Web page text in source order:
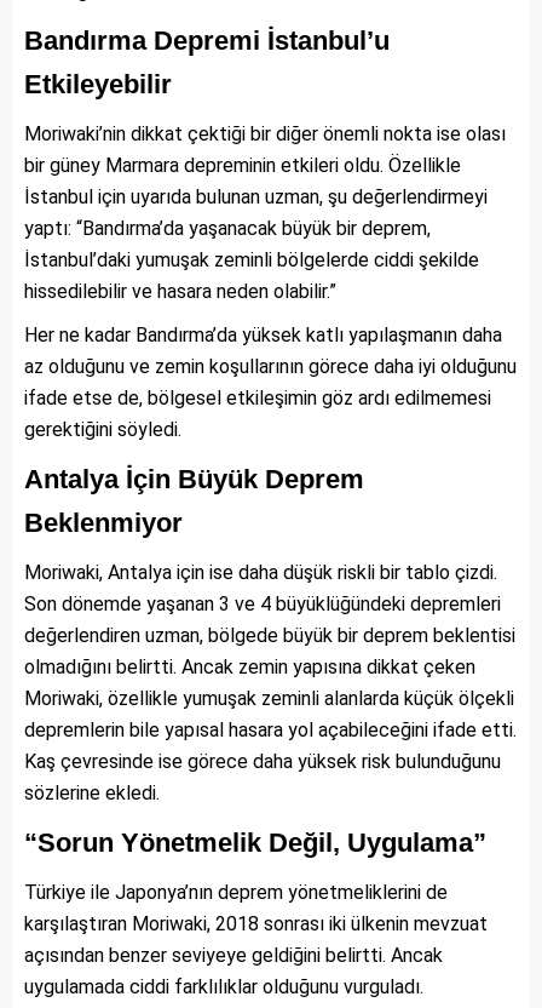
Bandırma Depremi İstanbul’u
Etkileyebilir
Moriwaki’nin dikkat çektiği bir diğer önemli nokta ise olası
bir güney Marmara depreminin etkileri oldu. Özellikle
İstanbul için uyarıda bulunan uzman, şu değerlendirmeyi
yaptı: “Bandırma’da yaşanacak büyük bir deprem,
İstanbul’daki yumuşak zeminli bölgelerde ciddi şekilde
hissedilebilir ve hasara neden olabilir.”
Her ne kadar Bandırma’da yüksek katlı yapılaşmanın daha
az olduğunu ve zemin koşullarının görece daha iyi olduğunu
ifade etse de, bölgesel etkileşimin göz ardı edilmemesi
gerektiğini söyledi.
Antalya İçin Büyük Deprem
Beklenmiyor
Moriwaki, Antalya için ise daha düşük riskli bir tablo çizdi.
Son dönemde yaşanan 3 ve 4 büyüklüğündeki depremleri
değerlendiren uzman, bölgede büyük bir deprem beklentisi
olmadığını belirtti. Ancak zemin yapısına dikkat çeken
Moriwaki, özellikle yumuşak zeminli alanlarda küçük ölçekli
depremlerin bile yapısal hasara yol açabileceğini ifade etti.
Kaş çevresinde ise görece daha yüksek risk bulunduğunu
sözlerine ekledi.
“Sorun Yönetmelik Değil, Uygulama”
Türkiye ile Japonya’nın deprem yönetmeliklerini de
karşılaştıran Moriwaki, 2018 sonrası iki ülkenin mevzuat
açısından benzer seviyeye geldiğini belirtti. Ancak
uygulamada ciddi farklılıklar olduğunu vurguladı.